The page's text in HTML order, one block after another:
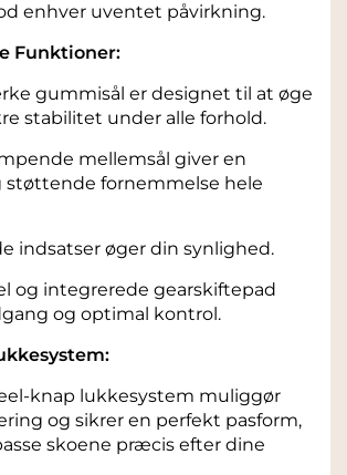
enhver uventet påvirkning.
Funktioner:
gummisål er designet til at øge
stabilitet under alle forhold.
mellemsål giver en
støttende fornemmelse hele
indsatser øger din synlighed.
og integrerede gearskiftepad
og optimal kontrol.
knap lukkesystem muliggør
og sikrer en perfekt pasform,
skoene præcis efter dine